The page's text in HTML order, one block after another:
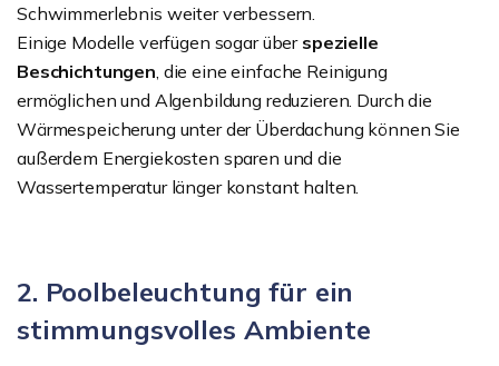
Schwimmerlebnis weiter verbessern.
Einige Modelle verfügen sogar über spezielle
Beschichtungen, die eine einfache Reinigung
ermöglichen und Algenbildung reduzieren. Durch die
Wärmespeicherung unter der Überdachung können Sie
außerdem Energiekosten sparen und die
Wassertemperatur länger konstant halten.
2. Poolbeleuchtung für ein
stimmungsvolles Ambiente